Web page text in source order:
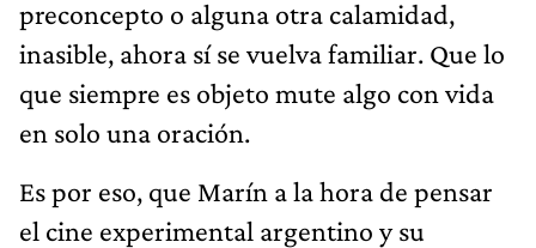
preconcepto o alguna otra calamidad,
inasible, ahora sí se vuelva familiar. Que lo
que siempre es objeto mute algo con vida
en solo una oración.
Es por eso, que Marín a la hora de pensar
el cine experimental argentino y su